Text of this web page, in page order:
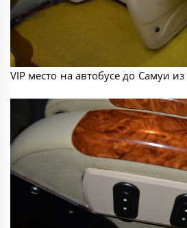
VIP место на автобусе до Самуи